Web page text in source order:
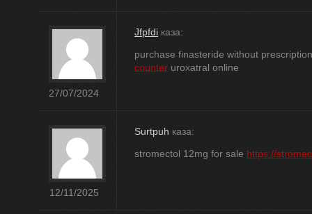
27/07/2024
Jfpfdi каза:
purchase finasteride without
counter uroxatral online
12/11/2025
Surtpuh каза:
stromectol 12mg for sale https://